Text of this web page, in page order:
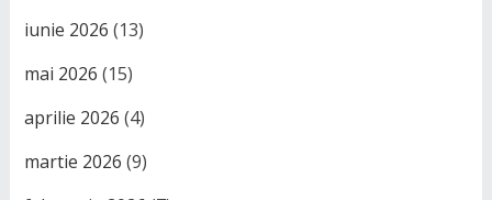
iunie 2026 (13)
mai 2026 (15)
aprilie 2026 (4)
martie 2026 (9)